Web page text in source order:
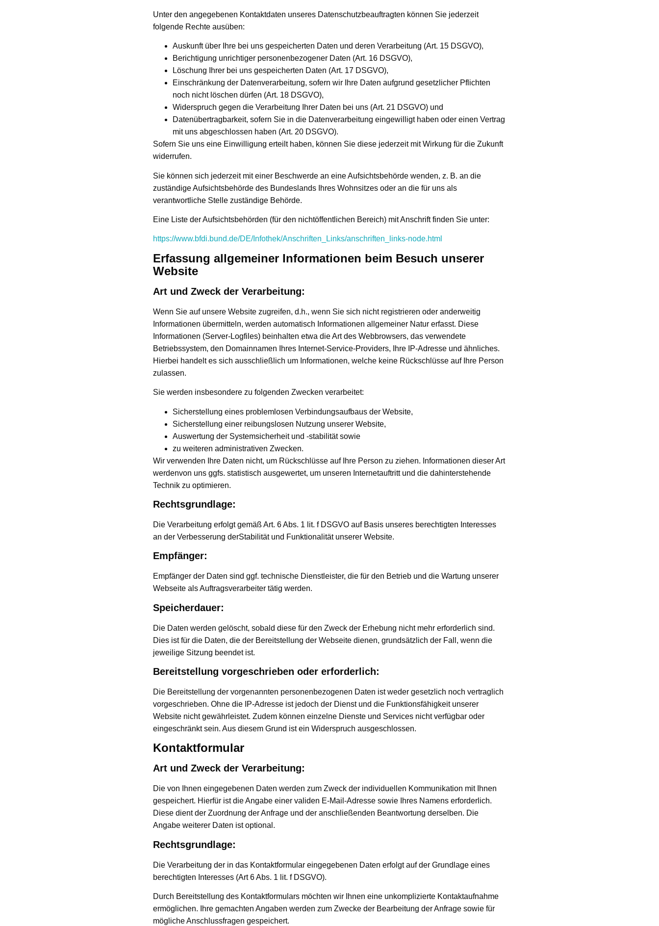
Unter den angegebenen Kontaktdaten unseres Datenschutzbeauftragten können Sie jederzeit
folgende Rechte ausüben:
Auskunft über Ihre bei uns gespeicherten Daten und deren Verarbeitung (Art. 15 DSGVO),
Berichtigung unrichtiger personenbezogener Daten (Art. 16 DSGVO),
Löschung Ihrer bei uns gespeicherten Daten (Art. 17 DSGVO),
Einschränkung der Datenverarbeitung, sofern wir Ihre Daten aufgrund gesetzlicher Pflichten
noch nicht löschen dürfen (Art. 18 DSGVO),
Widerspruch gegen die Verarbeitung Ihrer Daten bei uns (Art. 21 DSGVO) und
Datenübertragbarkeit, sofern Sie in die Datenverarbeitung eingewilligt haben oder einen Vertrag
mit uns abgeschlossen haben (Art. 20 DSGVO).
Sofern Sie uns eine Einwilligung erteilt haben, können Sie diese jederzeit mit Wirkung für die Zukunft
widerrufen.
Sie können sich jederzeit mit einer Beschwerde an eine Aufsichtsbehörde wenden, z. B. an die
zuständige Aufsichtsbehörde des Bundeslands Ihres Wohnsitzes oder an die für uns als
verantwortliche Stelle zuständige Behörde.
Eine Liste der Aufsichtsbehörden (für den nichtöffentlichen Bereich) mit Anschrift finden Sie unter:
https://www.bfdi.bund.de/DE/Infothek/Anschriften_Links/anschriften_links-node.html
Erfassung allgemeiner Informationen beim Besuch unserer
Website
Art und Zweck der Verarbeitung:
Wenn Sie auf unsere Website zugreifen, d.h., wenn Sie sich nicht registrieren oder anderweitig
Informationen übermitteln, werden automatisch Informationen allgemeiner Natur erfasst. Diese
Informationen (Server-Logfiles) beinhalten etwa die Art des Webbrowsers, das verwendete
Betriebssystem, den Domainnamen Ihres Internet-Service-Providers, Ihre IP-Adresse und ähnliches.
Hierbei handelt es sich ausschließlich um Informationen, welche keine Rückschlüsse auf Ihre Person
zulassen.
Sie werden insbesondere zu folgenden Zwecken verarbeitet:
Sicherstellung eines problemlosen Verbindungsaufbaus der Website,
Sicherstellung einer reibungslosen Nutzung unserer Website,
Auswertung der Systemsicherheit und -stabilität sowie
zu weiteren administrativen Zwecken.
Wir verwenden Ihre Daten nicht, um Rückschlüsse auf Ihre Person zu ziehen. Informationen dieser Art
werdenvon uns ggfs. statistisch ausgewertet, um unseren Internetauftritt und die dahinterstehende
Technik zu optimieren.
Rechtsgrundlage:
Die Verarbeitung erfolgt gemäß Art. 6 Abs. 1 lit. f DSGVO auf Basis unseres berechtigten Interesses
an der Verbesserung derStabilität und Funktionalität unserer Website.
Empfänger:
Empfänger der Daten sind ggf. technische Dienstleister, die für den Betrieb und die Wartung unserer
Webseite als Auftragsverarbeiter tätig werden.
Speicherdauer:
Die Daten werden gelöscht, sobald diese für den Zweck der Erhebung nicht mehr erforderlich sind.
Dies ist für die Daten, die der Bereitstellung der Webseite dienen, grundsätzlich der Fall, wenn die
jeweilige Sitzung beendet ist.
Bereitstellung vorgeschrieben oder erforderlich:
Die Bereitstellung der vorgenannten personenbezogenen Daten ist weder gesetzlich noch vertraglich
vorgeschrieben. Ohne die IP-Adresse ist jedoch der Dienst und die Funktionsfähigkeit unserer
Website nicht gewährleistet. Zudem können einzelne Dienste und Services nicht verfügbar oder
eingeschränkt sein. Aus diesem Grund ist ein Widerspruch ausgeschlossen.
Kontaktformular
Art und Zweck der Verarbeitung:
Die von Ihnen eingegebenen Daten werden zum Zweck der individuellen Kommunikation mit Ihnen
gespeichert. Hierfür ist die Angabe einer validen E-Mail-Adresse sowie Ihres Namens erforderlich.
Diese dient der Zuordnung der Anfrage und der anschließenden Beantwortung derselben. Die
Angabe weiterer Daten ist optional.
Rechtsgrundlage:
Die Verarbeitung der in das Kontaktformular eingegebenen Daten erfolgt auf der Grundlage eines
berechtigten Interesses (Art 6 Abs. 1 lit. f DSGVO).
Durch Bereitstellung des Kontaktformulars möchten wir Ihnen eine unkomplizierte Kontaktaufnahme
ermöglichen. Ihre gemachten Angaben werden zum Zwecke der Bearbeitung der Anfrage sowie für
mögliche Anschlussfragen gespeichert.